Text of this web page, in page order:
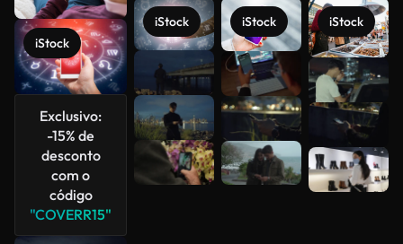
iStock
Exclusivo:
-15% de
desconto
com o
código
"COVERR15"
iStock iStock iStock
Veja mais